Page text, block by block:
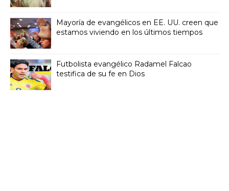
Mayoría de evangélicos en EE. UU. creen que
estamos viviendo en los últimos tiempos
Futbolista evangélico Radamel Falcao
testifica de su fe en Dios